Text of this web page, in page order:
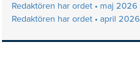
Redaktören har ordet • maj 2026
Redaktören har ordet • april 2026